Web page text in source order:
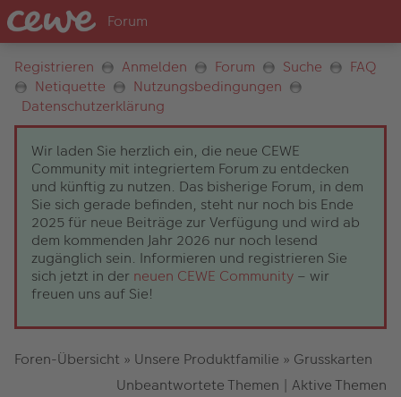
Registrieren Anmelden Forum Suche
FAQ
Netiquette
Nutzungsbedingungen
Datenschutzerklärung
Wir laden Sie herzlich ein, die neue CEWE
Community mit integriertem Forum zu entdecken
und künftig zu nutzen. Das bisherige Forum, in dem
Sie sich gerade befinden, steht nur noch bis Ende
2025 für neue Beiträge zur Verfügung und wird ab
dem kommenden Jahr 2026 nur noch lesend
zugänglich sein. Informieren und registrieren Sie
sich jetzt in der neuen CEWE Community – wir
freuen uns auf Sie!
Foren-Übersicht » Unsere Produktfamilie » Grusskarten
Unbeantwortete Themen | Aktive Themen